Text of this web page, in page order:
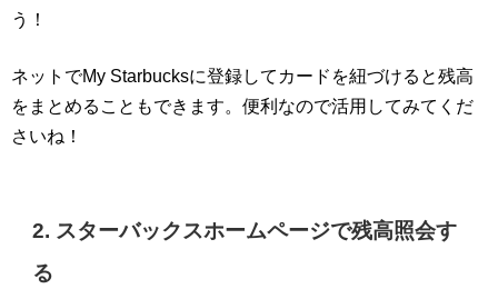
う！
ネットでMy Starbucksに登録してカードを紐づけると残高
をまとめることもできます。便利なので活用してみてくだ
さいね！
2. スターバックスホームページで残高照会す
る